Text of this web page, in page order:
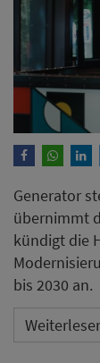
Generator
übernimmt
kündigt die
bis 2030 an.